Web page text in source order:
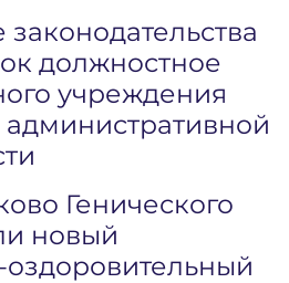
должностное
учреждения
Генического
новый
оздоровительный